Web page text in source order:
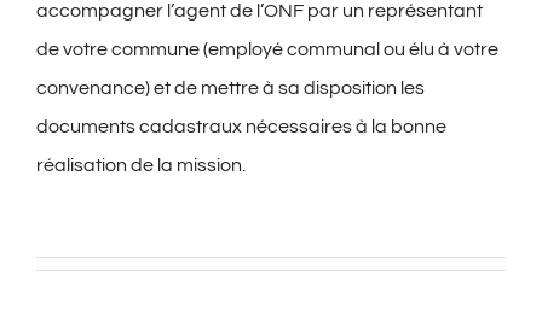
accompagner l’agent de l’ONF par un représentant
de votre commune (employé communal ou élu à votre
convenance) et de mettre à sa disposition les
documents cadastraux nécessaires à la bonne
réalisation de la mission.